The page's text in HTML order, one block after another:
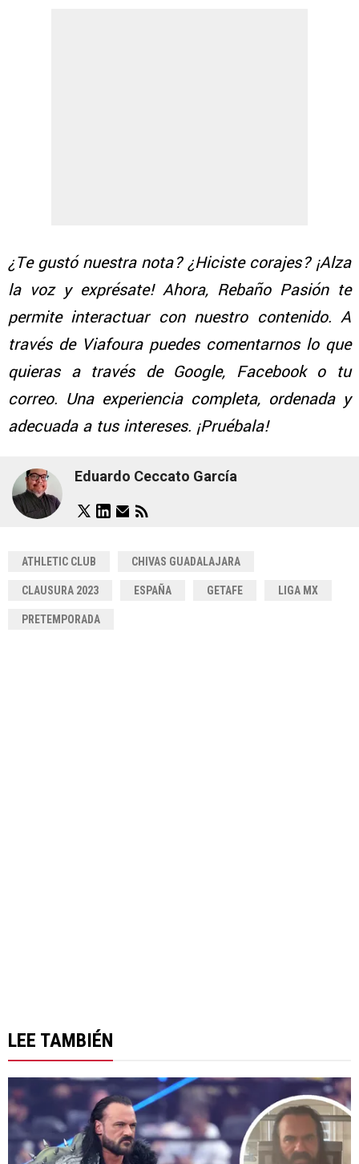
¿Te gustó nuestra nota? ¿Hiciste corajes? ¡Alza
la voz y exprésate! Ahora, Rebaño Pasión te
permite interactuar con nuestro contenido. A
través de Viafoura puedes comentarnos lo que
quieras a través de Google, Facebook o tu
correo. Una experiencia completa, ordenada y
adecuada a tus intereses. ¡Pruébala!
Eduardo Ceccato García
ATHLETIC CLUB CHIVAS GUADALAJARA
CLAUSURA 2023 ESPAÑA GETAFE LIGA MX
PRETEMPORADA
LEE TAMBIÉN